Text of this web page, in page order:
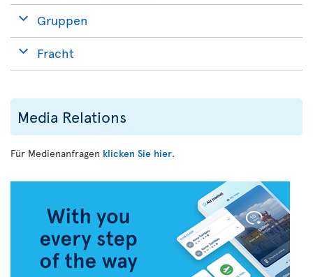
Gruppen
Fracht
Media Relations
Für Medienanfragen klicken Sie hier.